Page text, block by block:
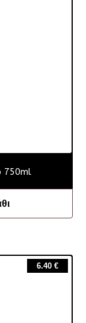
750ml
6.40 €